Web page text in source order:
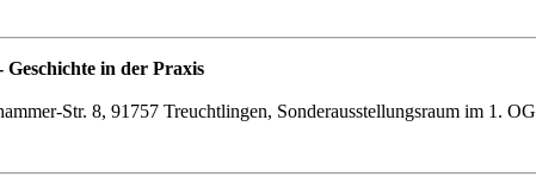
in der Praxis
Str. 8, 91757 Treuchtlingen, Sonderausstellungsraum im 1. OG